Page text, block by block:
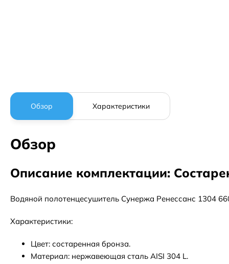
Обзор Характеристики
Обзор
Описание комплектации:
Водяной полотенцесушитель Сунержа Ренессанс 1304
Характеристики:
Цвет: состаренная бронза.
Материал: нержавеющая сталь AISI 304 L.